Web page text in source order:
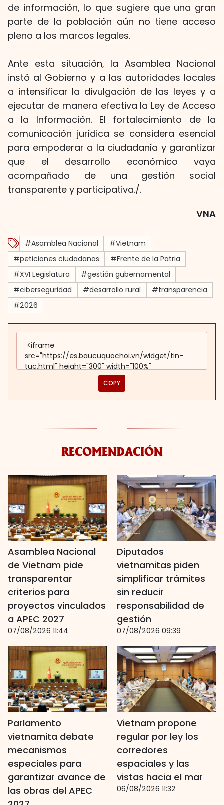
de información, lo que sugiere que una gran
parte de la población aún no tiene acceso
pleno a los marcos legales.
Ante esta situación, la Asamblea Nacional
instó al Gobierno y a las autoridades locales
a intensificar la divulgación de las leyes y a
ejecutar de manera efectiva la Ley de Acceso
a la Información. El fortalecimiento de la
comunicación jurídica se considera esencial
para empoderar a la ciudadanía y garantizar
que el desarrollo económico vaya
acompañado de una gestión social
transparente y participativa./.
VNA
#Asamblea Nacional
#Vietnam
#peticiones ciudadanas
#Frente de la Patria
#XVI Legislatura
#gestión gubernamental
#ciberseguridad
#desarrollo rural
#transparencia
#2026
COPY
RECOMENDACIÓN
Asamblea Nacional
de Vietnam pide
transparentar
criterios para
proyectos vinculados
a APEC 2027
07/08/2026 11:44
Diputados
vietnamitas piden
simplificar trámites
sin reducir
responsabilidad de
gestión
07/08/2026 09:39
Parlamento
vietnamita debate
mecanismos
especiales para
garantizar avance de
las obras del APEC
Vietnam propone
regular por ley los
corredores
espaciales y las
vistas hacia el mar
06/08/2026 11:32